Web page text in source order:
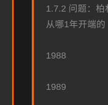
1.7.2 问题：
从哪1年开端的
1988
1989